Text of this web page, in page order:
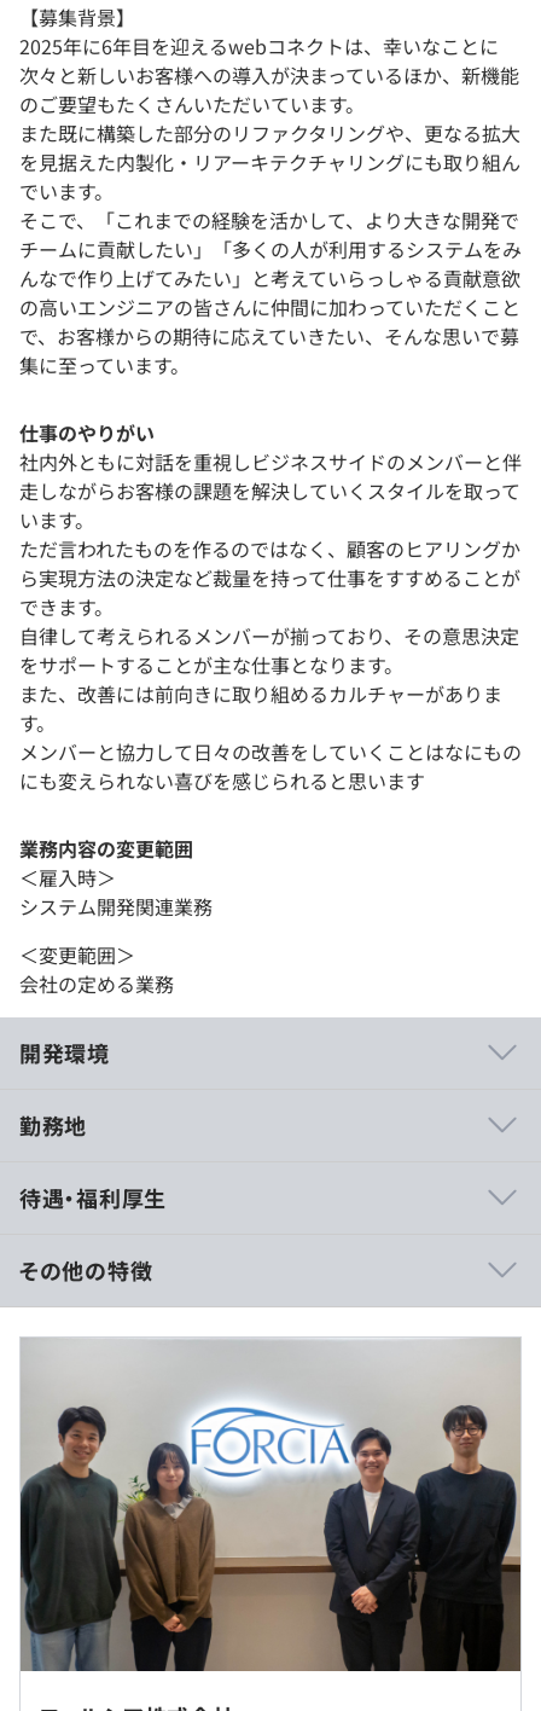
【募集背景】
2025年に6年目を迎えるwebコネクトは、幸いなことに
次々と新しいお客様への導入が決まっているほか、新機能
のご要望もたくさんいただいています。
また既に構築した部分のリファクタリングや、更なる拡大
を見据えた内製化・リアーキテクチャリングにも取り組ん
でいます。
そこで、「これまでの経験を活かして、より大きな開発で
チームに貢献したい」「多くの人が利用するシステムをみ
んなで作り上げてみたい」と考えていらっしゃる貢献意欲
の高いエンジニアの皆さんに仲間に加わっていただくこと
で、お客様からの期待に応えていきたい、そんな思いで募
集に至っています。
仕事のやりがい
社内外ともに対話を重視しビジネスサイドのメンバーと伴
走しながらお客様の課題を解決していくスタイルを取って
います。
ただ言われたものを作るのではなく、顧客のヒアリングか
ら実現方法の決定など裁量を持って仕事をすすめることが
できます。
自律して考えられるメンバーが揃っており、その意思決定
をサポートすることが主な仕事となります。
また、改善には前向きに取り組めるカルチャーがありま
す。
メンバーと協力して日々の改善をしていくことはなにもの
にも変えられない喜びを感じられると思います
業務内容の変更範囲
＜雇入時＞
システム開発関連業務
＜変更範囲＞
会社の定める業務
開発環境
バサイド、データベースまで担当します。
リが充実しています。
・新しいライブラリや言語も積極的に取り入れていくスタ
イルです。
・動くソフトウェアを重視した開発を行っています。
ために設計・開発するかを理解したうえでエンジニアリン
グを行うことができます。
・エンジニアが多く（全社員の約半数）、上下の関係な
く、互いに教えあう文化があります。
◆「Spook」によるオーダーメイド的な開発など
開発はもちろん、お客様とエンジニアが直接やりとして要
件定義や提案等を行うフォルシアの伝統的なスタイルで
勤務地
転勤はありません。
待遇・福利厚生
■賃金形態：年俸制／年俸を12分割（固定残業代含む）
■賃金の決定方法：当社規定により決定
・固定残業代：月30時間相当分の固定残業代として、月6
万2500円(年俸500万円の場合）～を月給に含んで支給。
※深夜休日勤務は支給有。
（※ 想定年収 は年収提示額を保証するものではありません）
その他の特徴